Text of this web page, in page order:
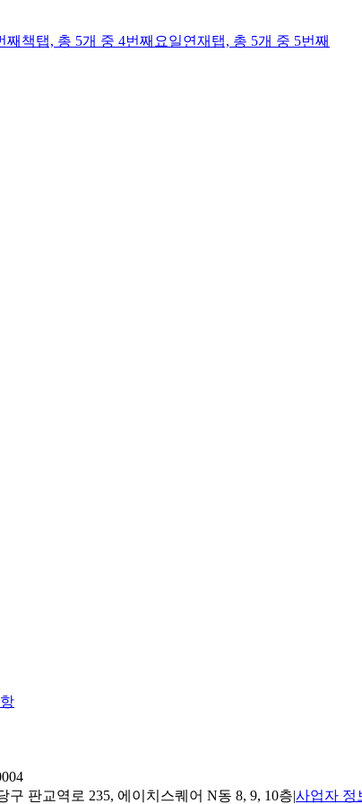
째 책탭, 총 5개 중 4번째 요일연재 탭, 총 5개 중 5번째
구 판교역로 235, 에이치스퀘어 N동 8, 9, 10층|사업자 정